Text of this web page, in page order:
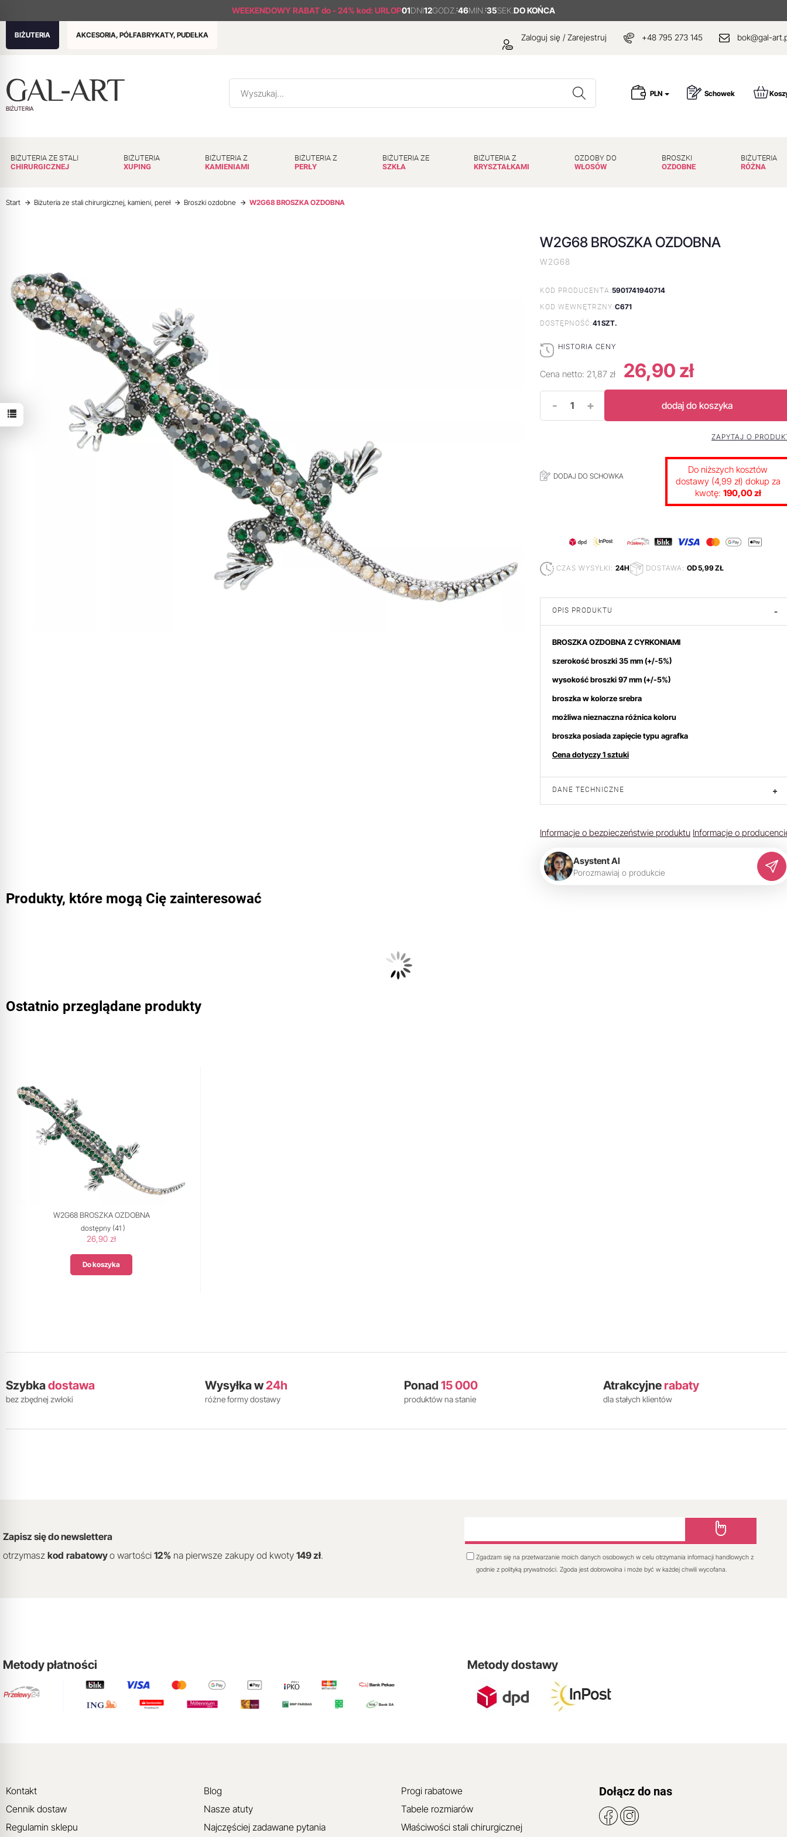
WEEKENDOWY RABATdo - 24% kod: URLOP01DNI12GODZ. :46MIN. :34SEK. DO KOŃCA
BIŻUTERIA AKCESORIA, PÓŁFABRYKATY, PUDEŁKA Zaloguj się / Zarejestruj +48 795 273 145 bok@gal-
BIŻUTERIA
Wyszukaj PLN Schowek
BIŻUTERIA ZE STALI
CHIRURGICZNEJ
BIŻUTERIA
XUPING
BIŻUTERIA Z
KAMIENIAMI
BIŻUTERIA Z
PERŁY
BIŻUTERIA ZE
SZKŁA
BIŻUTERIA Z
KRYSZTAŁKAMI
OZDOBY DO
WŁOSÓW
BROSZKI
OZDOBNE
BIŻUTERIA
RÓŻNA
Start Biżuteria ze stali chirurgicznej, kamieni, pereł Broszki ozdobne W2G68 BROSZKA OZDOBNA
W2G68 BROSZKA OZDOBNA
W2G68
KOD PRODUCENTA:5901741940714
KOD WEWNĘTRZNY:C671
DOSTĘPNOŚĆ:41 SZT.
HISTORIA CENY
Cena netto: 21,87 zł 26,90 zł
- + dodaj do koszyka
DODAJ DO SCHOWKA
ZAPYTAJ O
Do niższych kosztów
dostawy (4,99 zł) dokup za
kwotę: 190,00 zł
CZAS WYSYŁKI: 24H DOSTAWA: OD 5,99 ZŁ
OPIS PRODUKTU -
BROSZKA OZDOBNA Z CYRKONIAMI
szerokość broszki 35 mm(+/-5%)
wysokość broszki 97mm (+/-5%)
broszka w kolorze srebra
możliwa nieznaczna różnica koloru
broszka posiada zapięcie typu agrafka
Cena dotyczy 1 sztuki
DANE TECHNICZNE +
Informacje o bezpieczeństwie produktu Informacje o
Asystent AI
Porozmawiaj o produkcie
Produkty, które mogą Cię zainteresować
Ostatnio przeglądane produkty
W2G68 BROSZKA OZDOBNA
dostępny(41 )
26,90 zł
Do koszyka
Szybkadostawa
bez zbędnej zwłoki
Wysyłka w24h
różne formy dostawy
Ponad 15 000
produktów na stanie
Atrakcyjne rabaty
dla stałych klientów
Zapisz się do newslettera
otrzymasz kod rabatowyo wartości 12% na pierwsze zakupy od kwoty 149 zł.
Zgadzam się na przetwarzanie moich danych osobowych w celu otrzymania informacji handlowych z
godnie z polityką prywatności. Zgoda jest dobrowolna i może być w każdej chwili wycofana.
Metody płatności Metody dostawy
Kontakt
Cennik dostaw
Regulamin sklepu
Blog
Nasze atuty
Najczęściej zadawane pytania
Progi rabatowe
Tabele rozmiarów
Właściwości stali chirurgicznej
Dołącz do nas